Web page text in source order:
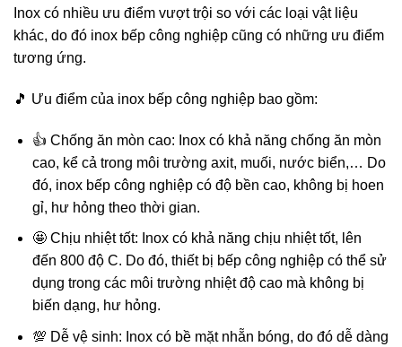
Inox có nhiều ưu điểm vượt trội so với các loại vật liệu
khác, do đó inox bếp công nghiệp cũng có những ưu điểm
tương ứng.
🎵 Ưu điểm của inox bếp công nghiệp bao gồm:
👍 Chống ăn mòn cao: Inox có khả năng chống ăn mòn
cao, kể cả trong môi trường axit, muối, nước biển,… Do
đó, inox bếp công nghiệp có độ bền cao, không bị hoen
gỉ, hư hỏng theo thời gian.
🤩 Chịu nhiệt tốt: Inox có khả năng chịu nhiệt tốt, lên
đến 800 độ C. Do đó, thiết bị bếp công nghiệp có thể sử
dụng trong các môi trường nhiệt độ cao mà không bị
biến dạng, hư hỏng.
💯 Dễ vệ sinh: Inox có bề mặt nhẵn bóng, do đó dễ dàng